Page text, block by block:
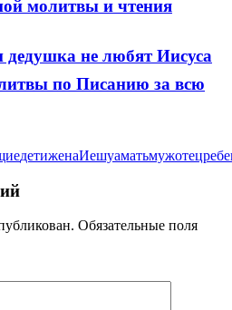
молитвы и чтения
дедушка не любят Иисуса
по Писанию за всю
детиженаИешуаматьмужотец
Обязательные поля